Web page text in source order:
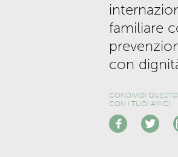
familiare
con
CONDIVIDI
CON I TUOI AMICI